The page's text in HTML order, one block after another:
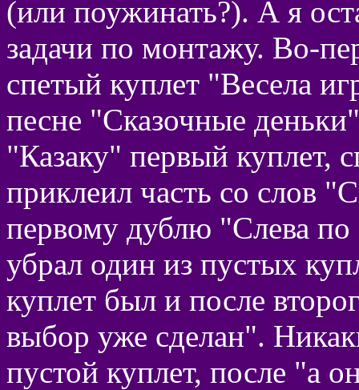
(или поужинать?). А я
задачи по монтажу. Во-
спетый куплет "Весела
песне "Сказочные
"Казаку" первый куплет,
приклеил часть со слов
первому дублю "Слева
убрал один из пустых
куплет был и после
выбор уже сделан".
пустой куплет, после "а